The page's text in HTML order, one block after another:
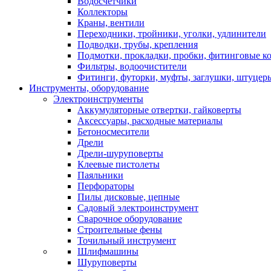
Коллекторы
Краны, вентили
Переходники, тройники, уголки, удлинители
Подводки, трубы, крепления
Подмотки, прокладки, пробки, фитинговые
Фильтры, водоочистители
Фитинги, футорки, муфты, заглушки,
Инструменты, оборудование
Электроинструменты
Аккумуляторные отвертки, гайковерты
Аксессуары, расходные материалы
Бетоносмесители
Дрели
Дрели-шуруповерты
Клеевые пистолеты
Паяльники
Перфораторы
Пилы дисковые, цепные
Садовый электроинструмент
Сварочное оборудование
Строительные фены
Точильный инструмент
Шлифмашины
Шуруповерты